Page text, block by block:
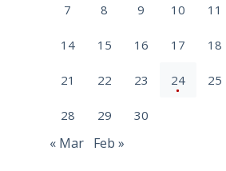
7 8 9 10 11
14 15 16 17 18
21 22 23 24 25
28 29 30
« Mar Feb »